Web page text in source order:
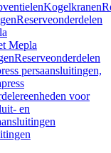
Kogelkranen
Reserveonderdelen
Mepla
Reserveonderdelen
persaansluitingen,
voor
en